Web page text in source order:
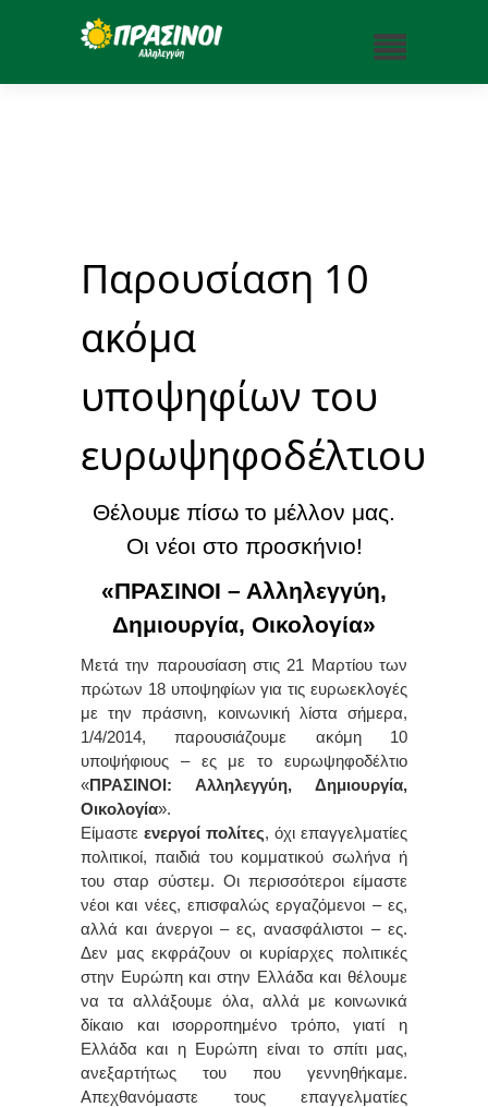
Παρουσίαση 10
ακόμα
υποψηφίων του
ευρωψηφοδέλτιου
Θέλουμε πίσω το μέλλον μας.
Οι νέοι στο προσκήνιο!
«ΠΡΑΣΙΝΟΙ – Αλληλεγγύη,
Δημιουργία, Οικολογία»
Μετά την παρουσίαση στις 21 Μαρτίου των
πρώτων 18 υποψηφίων για τις ευρωεκλογές
με την πράσινη, κοινωνική λίστα σήμερα,
1/4/2014, παρουσιάζουμε ακόμη 10
υποψήφιους – ες με το ευρωψηφοδέλτιο
«ΠΡΑΣΙΝΟΙ: Αλληλεγγύη, Δημιουργία,
Οικολογία».
Είμαστε ενεργοί πολίτες, όχι επαγγελματίες
πολιτικοί, παιδιά του κομματικού σωλήνα ή
του σταρ σύστεμ. Οι περισσότεροι είμαστε
νέοι και νέες, επισφαλώς εργαζόμενοι – ες,
αλλά και άνεργοι – ες, ανασφάλιστοι – ες.
Δεν μας εκφράζουν οι κυρίαρχες πολιτικές
στην Ευρώπη και στην Ελλάδα και θέλουμε
να τα αλλάξουμε όλα, αλλά με κοινωνικά
δίκαιο και ισορροπημένο τρόπο, γιατί η
Ελλάδα και η Ευρώπη είναι το σπίτι μας,
ανεξαρτήτως του που γεννηθήκαμε.
Απεχθανόμαστε τους επαγγελματίες